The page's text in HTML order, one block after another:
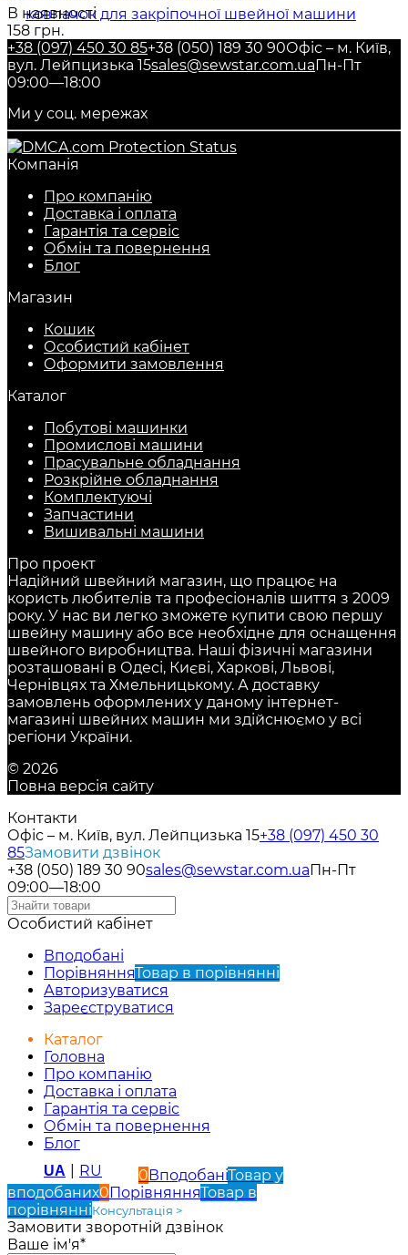
В наявності
158 грн.
+38 (097) 450 30 85+38 (050) 189 30 90Офіс – м. Київ,
вул. Лейпцизька 15sales@sewstar.com.uaПн-Пт
09:00—18:00
Ми у соц. мережах
Компанія
Про компанію
Доставка і оплата
Гарантія та сервіс
Обмін та повернення
Блог
Магазин
Кошик
Особистий кабінет
Оформити замовлення
Каталог
Побутові машинки
Промислові машини
Прасувальне обладнання
Розкрійне обладнання
Комплектуючі
Запчастини
Вишивальні машини
Про проект
Надійний швейний магазин, що працює на
користь любителів та професіоналів шиття з 2009
року. У нас ви легко зможете купити свою першу
швейну машину або все необхідне для оснащення
швейного виробництва. Наші фізичні магазини
розташовані в Одесі, Києві, Харкові, Львові,
Чернівцях та Хмельницькому. А доставку
замовлень оформлених у даному інтернет-
магазині швейних машин ми здійснюємо у всі
регіони України.
© 2026
Повна версія сайту
Контакти
Офіс – м. Київ, вул. Лейпцизька 15+38 (097) 450 30
85Замовити дзвінок
+38 (050) 189 30 90sales@sewstar.com.uaПн-Пт
09:00—18:00
Особистий кабінет
Вподобані
ПорівнянняТовар в порівнянні
Авторизуватися
Зареєструватися
Каталог
Головна
Про компанію
Доставка і оплата
Гарантія та сервіс
Обмін та повернення
Блог
UA RU 0ВподобаніТовар у
вподобаних0ПорівнянняТовар в
порівнянніКонсультація >
Замовити зворотній дзвінок
Ваше ім'я*